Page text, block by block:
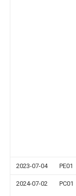
2023-07-04 PE01
2024-07-02 PC01